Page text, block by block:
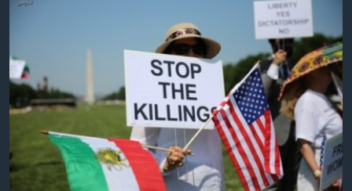
نرگس محمدی برنده جایزه نوبل صلح
همایش محافظه‌کاران آمریکا «سی‌پک»
صفحه‌های ویژه
سفر پرزیدنت ترامپ به چین